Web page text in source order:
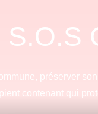
S.O.S
préserver
contenant qui